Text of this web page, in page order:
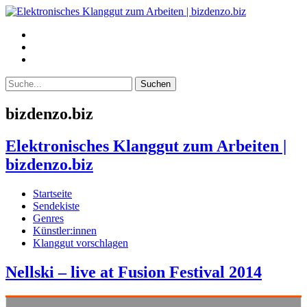
bizdenzo.biz
Elektronisches Klanggut zum Arbeiten |
bizdenzo.biz
Startseite
Sendekiste
Genres
Künstler:innen
Klanggut vorschlagen
Nellski – live at Fusion Festival 2014